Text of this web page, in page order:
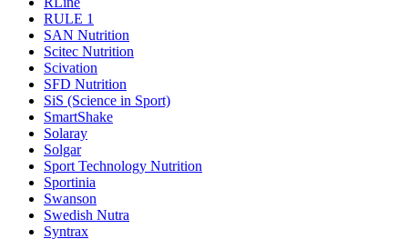
RULE 1
SAN Nutrition
Scitec Nutrition
Scivation
SFD Nutrition
SiS (Science in Sport)
SmartShake
Solaray
Solgar
Sport Technology Nutrition
Sportinia
Swanson
Swedish Nutra
Syntrax